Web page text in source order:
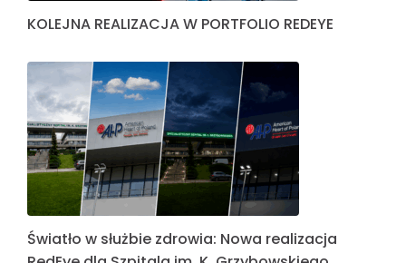
KOLEJNA REALIZACJA W PORTFOLIO REDEYE
Światło w służbie zdrowia: Nowa realizacja